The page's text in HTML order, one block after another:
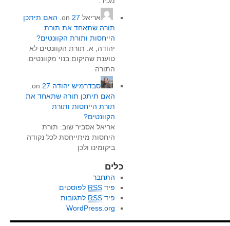
אריאלon
27. האם תיתכן
תורה שתאחד את תורת
הייחסות ותורת הקוונטים?
יהודה, א. תורת הקוונטים לא
טוענת שהיקום בנוי מקוונטים.
התורה
סבדרמיש יהודה
27.
האם תיתכן תורה שתאחד את
תורת הייחסות ותורת
הקוונטים?
אריאל אסביר שוב: תורת
היחסות מיתייחסת לכל נקודה
ביקומינו ולכן
כלים
התחבר
פיד RSS לפוסטים
פיד RSS לתגובות
WordPress.org